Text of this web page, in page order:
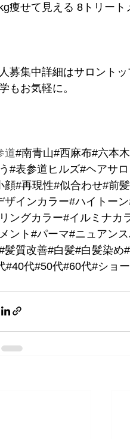
痩せて見える 8トリー
募集中詳細はサロント
もお気軽に。
道#南青山#西麻布#六本
#表参道ヒルズ#ヘアサ
顔#再現性#似合わせ#前
ザインカラー#ハイトー
ングカラー#イルミナカ
ント#パーマ#ニュアン
髪質改善#白髪#白髪染め
#40代#50代#60代#ショ